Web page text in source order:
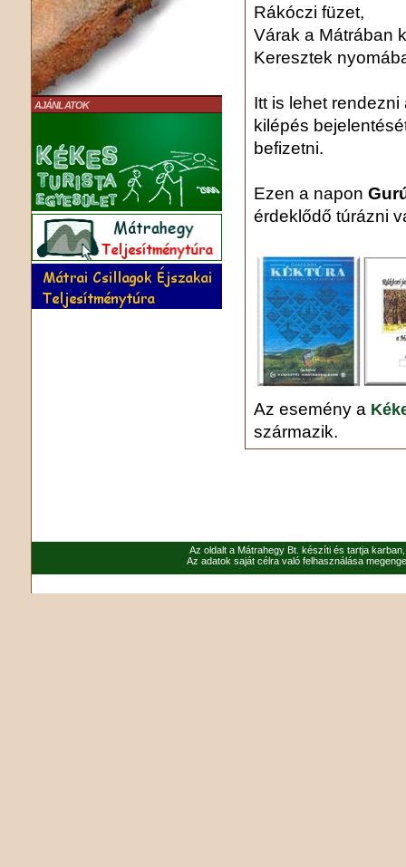
AJÁNLATOK
Rákóczi füzet,
Várak a Mátrában
Keresztek
Itt is lehet
kilépés
befizetni.
Ezen a napon
érdeklődő túrázni
Az esemény a
származik.
Az oldalt a Mátrahegy Bt. készíti és tartja
Az adatok saját célra való felhasználása